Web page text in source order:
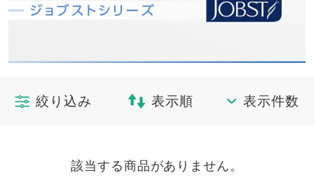
絞り込み 表示順 表示件数
該当する商品がありません。